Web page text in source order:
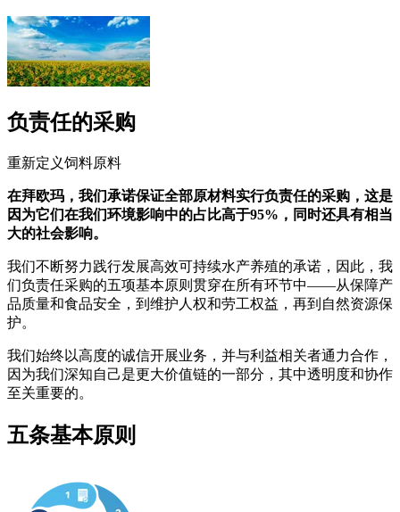
负责任的采购
重新定义饲料原料
在拜欧玛，我们承诺保证全部原材料实行负责任的采购，这是
因为它们在我们环境影响中的占比高于95%，同时还具有相当
大的社会影响。
我们不断努力践行发展高效可持续水产养殖的承诺，因此，我
们负责任采购的五项基本原则贯穿在所有环节中——从保障产
品质量和食品安全，到维护人权和劳工权益，再到自然资源保
护。
我们始终以高度的诚信开展业务，并与利益相关者通力合作，
因为我们深知自己是更大价值链的一部分，其中透明度和协作
至关重要的。
五条基本原则